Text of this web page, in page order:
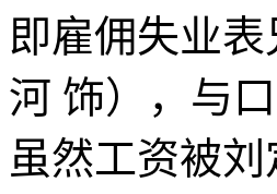
即雇佣失业
河 饰），与
虽然工资被